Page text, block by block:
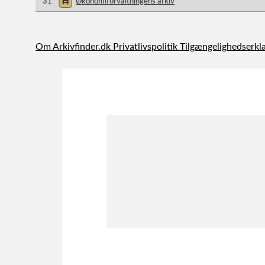
Om Arkivfinder.dk Privatlivspolitik